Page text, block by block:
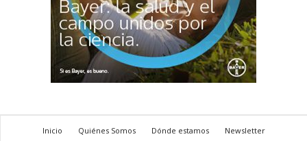
Inicio Quiénes Somos Dónde estamos Newsletter